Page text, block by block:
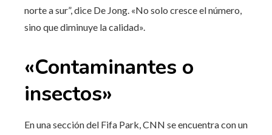
norte a sur”, dice De Jong. «No solo cresce el número,
sino que diminuye la calidad».
«Contaminantes o
insectos»
En una sección del Fifa Park, CNN se encuentra con un